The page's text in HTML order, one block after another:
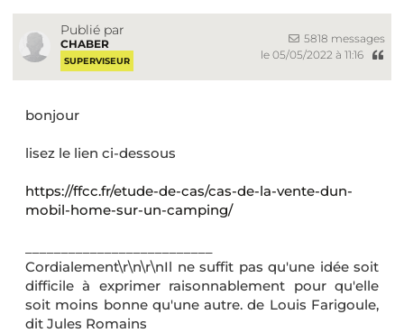
Publié par
CHABER
SUPERVISEUR
5818 messages
le 05/05/2022 à 11:16
bonjour
lisez le lien ci-dessous
https://ffcc.fr/etude-de-cas/cas-de-la-vente-dun-
mobil-home-sur-un-camping/
Cordialement\r\n\r\nIl ne suffit pas qu'une idée soit
difficile à exprimer raisonnablement pour qu'elle
soit moins bonne qu'une autre. de Louis Farigoule,
dit Jules Romains